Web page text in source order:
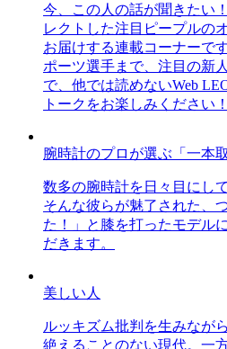
今、この人の話が聞きたい
レクトした注目ピープルの
お届けする連載コーナーで
ポーツ選手まで、注目の新
で、他では読めないWeb
トークをお楽しみください！
腕時計のプロが選ぶ「一本
数多の腕時計を日々目にし
そんな彼らが魅了された、
た！」と膝を打ったモデル
だきます。
美しい人
ルッキズム批判を生みなが
絶えることのない現代。一